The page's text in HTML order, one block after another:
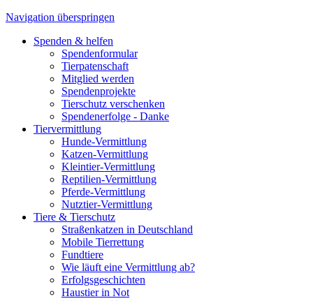
Navigation überspringen
Spenden & helfen
Spendenformular
Tierpatenschaft
Mitglied werden
Spendenprojekte
Tierschutz verschenken
Spendenerfolge - Danke
Tiervermittlung
Hunde-Vermittlung
Katzen-Vermittlung
Kleintier-Vermittlung
Reptilien-Vermittlung
Pferde-Vermittlung
Nutztier-Vermittlung
Tiere & Tierschutz
Straßenkatzen in Deutschland
Mobile Tierrettung
Fundtiere
Wie läuft eine Vermittlung ab?
Erfolgsgeschichten
Haustier in Not